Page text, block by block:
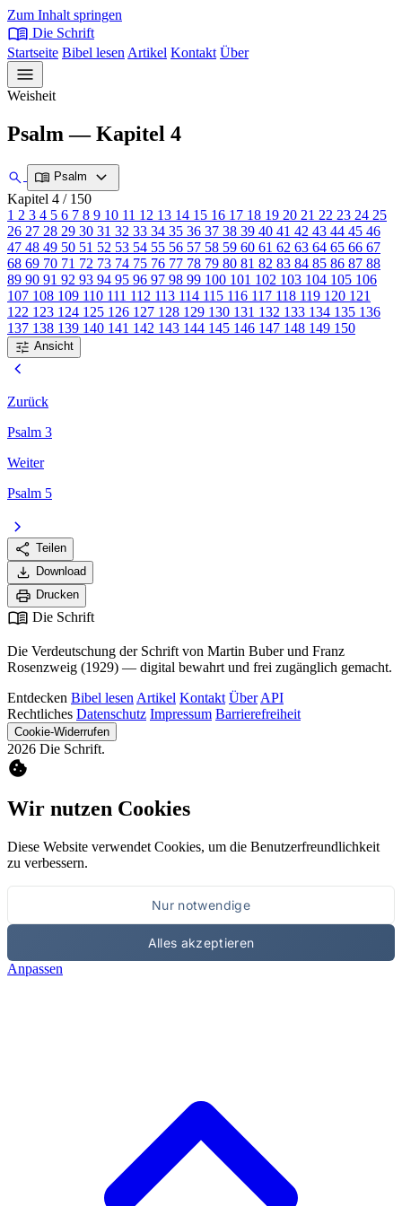
Zum Inhalt springen
menu_book Die Schrift
Startseite Bibel lesen Artikel Kontakt Über
menu
Weisheit
Psalm — Kapitel 4
search menu_book Psalm expand_more
Kapitel 4 / 150
1 2 3 4 5 6 7 8 9 10 11 12 13 14 15 16 17 18 19 20 21 22 23 24 25
26 27 28 29 30 31 32 33 34 35 36 37 38 39 40 41 42 43 44 45 46
47 48 49 50 51 52 53 54 55 56 57 58 59 60 61 62 63 64 65 66 67
68 69 70 71 72 73 74 75 76 77 78 79 80 81 82 83 84 85 86 87 88
89 90 91 92 93 94 95 96 97 98 99 100 101 102 103 104 105 106
107 108 109 110 111 112 113 114 115 116 117 118 119 120 121
122 123 124 125 126 127 128 129 130 131 132 133 134 135 136
137 138 139 140 141 142 143 144 145 146 147 148 149 150
tune Ansicht
chevron_left
Zurück
Psalm 3
Weiter
Psalm 5
chevron_right
share Teilen
download Download
print Drucken
menu_book Die Schrift
Die Verdeutschung der Schrift von Martin Buber und Franz
Rosenzweig (1929) — digital bewahrt und frei zugänglich gemacht.
Entdecken Bibel lesen Artikel Kontakt Über API
Rechtliches Datenschutz Impressum Barrierefreiheit
Cookie-Widerrufen
2026 Die Schrift.
cookie
Wir nutzen Cookies
Diese Website verwendet Cookies, um die Benutzerfreundlichkeit
zu verbessern.
Nur notwendige
Alles akzeptieren
Anpassen